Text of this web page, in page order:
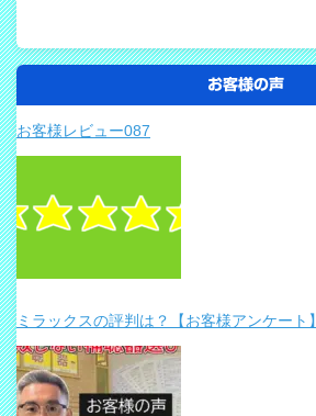
お客様の声
お客様レビュー087
ミラックスの評判は？【お客様アンケート】